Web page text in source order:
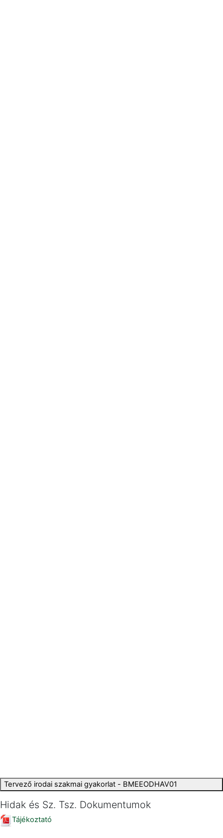
Tervező irodai szakmai gyakorlat - BMEEODHAV01
Hidak és Sz. Tsz. Dokumentumok
Tájékoztató